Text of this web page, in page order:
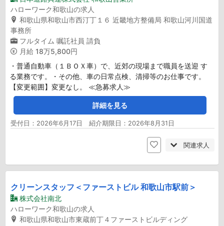
ハローワーク和歌山の求人
和歌山県和歌山市西汀丁１６ 近畿地方整備局 和歌山河川国道
事務所
フルタイム 嘱託社員 請負
月給 18万5,800円
・普通自動車（１ＢＯＸ車）で、近郊の現場まで職員を送迎 す
る業務です。・その他、車の日常点検、清掃等のお仕事です。
【変更範囲】変更なし。 ≪急募求人≫
詳細を見る
受付日：2026年6月17日 紹介期限日：2026年8月31日
関連求人
クリーンスタッフ＜ファーストビル 和歌山市駅前＞
株式会社南北
ハローワーク和歌山の求人
和歌山県和歌山市東蔵前丁４ファーストビルディング